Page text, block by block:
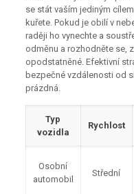
se stát vaším jediným
kuřete. Pokud je obilí v
raději ho vynechte a
odměnu a rozhodněte se,
opodstatněné. Efektivní
bezpečné vzdálenosti od
prázdná.
Typ
vozidla
Rychlost
Osobní
automobil
Střední